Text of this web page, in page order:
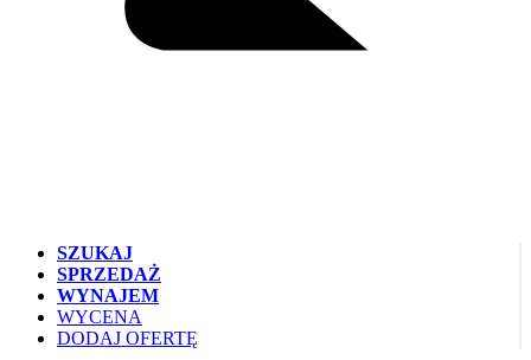
SZUKAJ
SPRZEDAŻ
WYNAJEM
WYCENA
DODAJ OFERTĘ